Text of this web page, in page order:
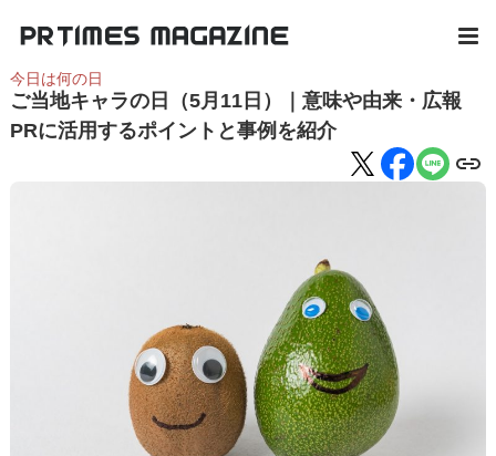
今日は何の日
ご当地キャラの日（5月11日）｜意味や由来・広報
PRに活用するポイントと事例を紹介